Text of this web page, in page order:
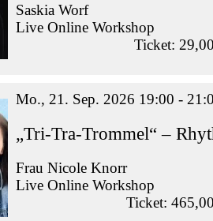
Saskia Worf
Live Online Workshop
Ticket:
Mo., 21. Sep. 2026 19:00 -
„Tri-Tra-Trommel“ –
Frau Nicole Knorr
Live Online Workshop
Ticket: